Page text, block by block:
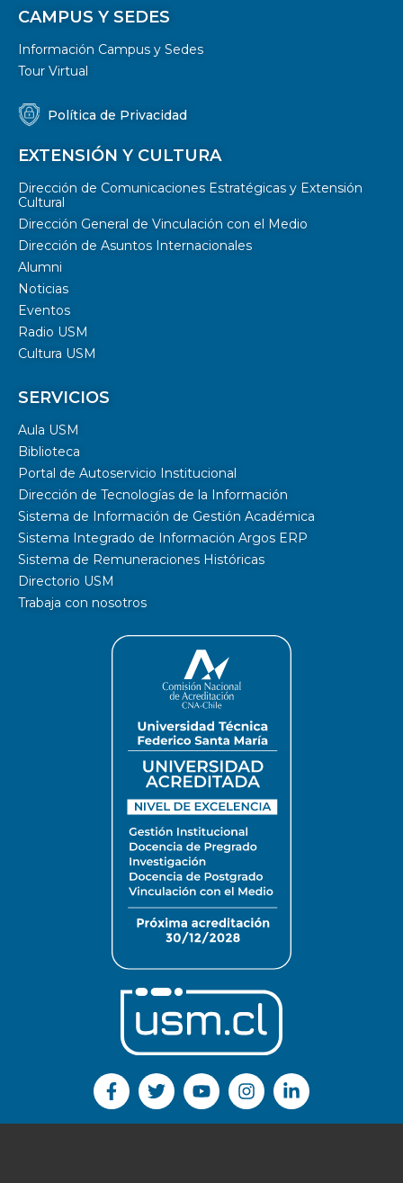
CAMPUS Y SEDES
Información Campus y Sedes
Tour Virtual
Política de Privacidad
EXTENSIÓN Y CULTURA
Dirección de Comunicaciones Estratégicas y Extensión
Cultural
Dirección General de Vinculación con el Medio
Dirección de Asuntos Internacionales
Alumni
Noticias
Eventos
Radio USM
Cultura USM
SERVICIOS
Aula USM
Biblioteca
Portal de Autoservicio Institucional
Dirección de Tecnologías de la Información
Sistema de Información de Gestión Académica
Sistema Integrado de Información Argos ERP
Sistema de Remuneraciones Históricas
Directorio USM
Trabaja con nosotros